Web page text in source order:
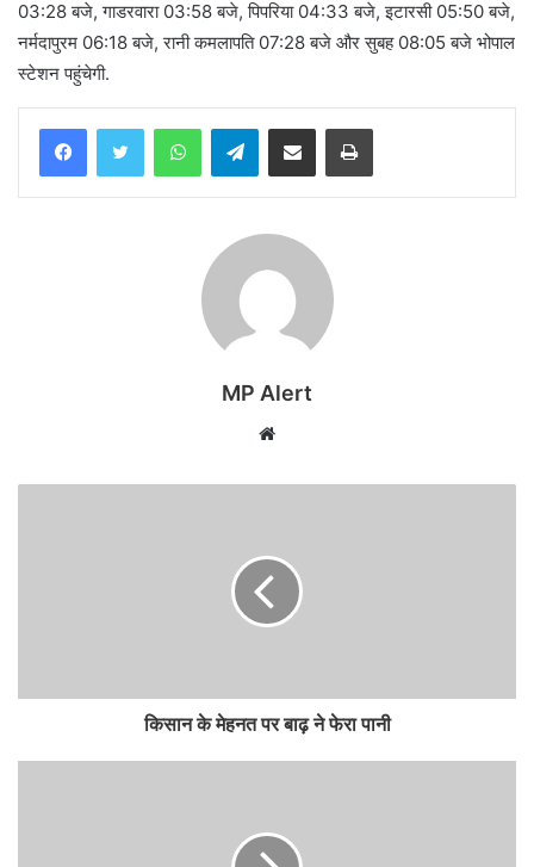
03:28 बजे, गाडरवारा 03:58 बजे, पिपरिया 04:33 बजे, इटारसी 05:50 बजे,
नर्मदापुरम 06:18 बजे, रानी कमलापति 07:28 बजे और सुबह 08:05 बजे भोपाल
स्टेशन पहुंचेगी.
WhatsAppTelegramShare via Email Print
MP Alert
Website
किसान के मेहनत पर बाढ़ ने फेरा पानी